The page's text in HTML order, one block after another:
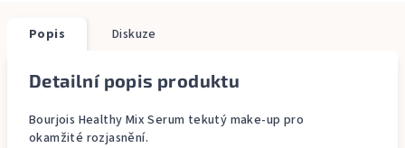
Popis Diskuze
Detailní popis produktu
Bourjois Healthy Mix Serum tekutý make-up pro
okamžité rozjasnění.